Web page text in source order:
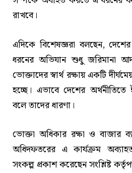
রাখবে।
এদিকে বিশেষজ্ঞরা বলছেন,
ধরনের অভিযান শুধু জরিমানা
ভোক্তাদের স্বার্থ রক্ষায় একটি
হচ্ছে। এভাবে দেশের
বলে তাদের ধারণা।
ভোক্তা অধিকার রক্ষা ও বাজার
অধিদফতরের এ কার্যক্রম
সংকল্প প্রকাশ করেছেন সংশ্লিষ্ট